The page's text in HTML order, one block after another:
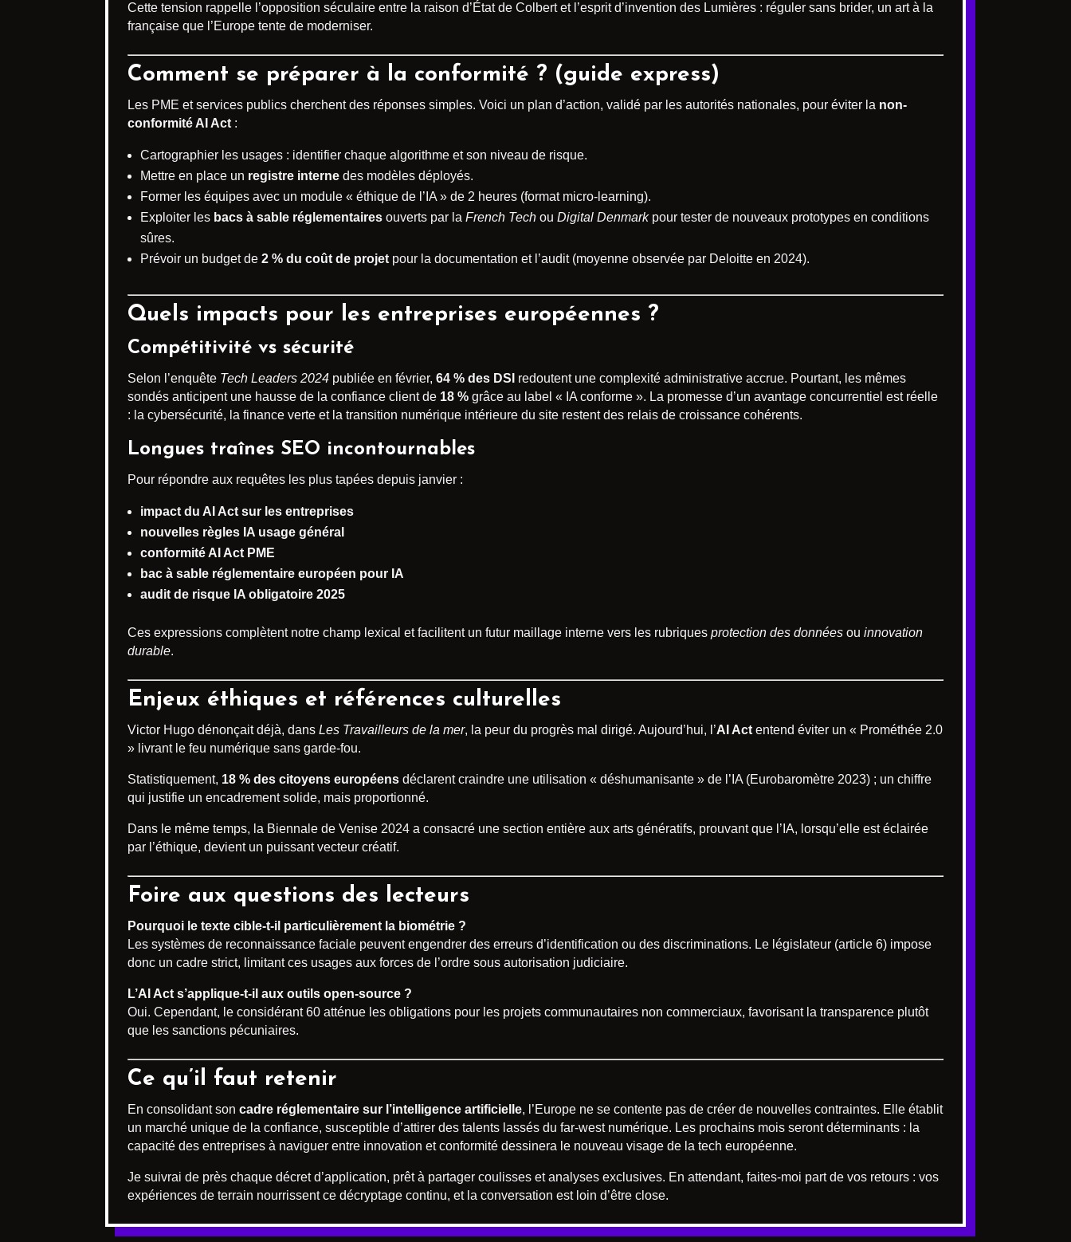
Cette tension rappelle l’opposition séculaire entre la raison d’État de Colbert et l’esprit d’invention des Lumières : réguler sans brider, un art à la
française que l’Europe tente de moderniser.
Comment se préparer à la conformité ? (guide express)
Les PME et services publics cherchent des réponses simples. Voici un plan d’action, validé par les autorités nationales, pour éviter la non-
conformité AI Act :
Cartographier les usages : identifier chaque algorithme et son niveau de risque.
Mettre en place un registre interne des modèles déployés.
Former les équipes avec un module « éthique de l’IA » de 2 heures (format micro-learning).
Exploiter les bacs à sable réglementaires ouverts par la French Tech ou Digital Denmarkpour tester de nouveaux prototypes en conditions
sûres.
Prévoir un budget de 2 % du coût de projet pour la documentation et l’audit (moyenne observée par Deloitte en 2024).
Quels impacts pour les entreprises européennes ?
Compétitivité vs sécurité
Selon l’enquête Tech Leaders 2024 publiée en février, 64 % des DSI redoutent une complexité administrative accrue. Pourtant, les mêmes
sondés anticipent une hausse de la confiance client de 18 % grâce au label « IA conforme ». La promesse d’un avantage concurrentiel est réelle
: la cybersécurité, la finance verte et la transition numérique intérieure du site restent des relais de croissance cohérents.
Longues traînes SEO incontournables
Pour répondre aux requêtes les plus tapées depuis janvier :
impact du AI Act sur les entreprises
nouvelles règles IA usage général
conformité AI Act PME
bac à sable réglementaire européen pour IA
audit de risque IA obligatoire 2025
Ces expressions complètent notre champ lexical et facilitent un futur maillage interne vers les rubriques protection des données ou innovation
durable.
Enjeux éthiques et références culturelles
Victor Hugo dénonçait déjà, dans Les Travailleurs de la mer, la peur du progrès mal dirigé. Aujourd’hui, l’AI Act entend éviter un « Prométhée 2.0
» livrant le feu numérique sans garde-fou.
Statistiquement, 18 % des citoyens européens déclarent craindre une utilisation « déshumanisante » de l’IA (Eurobaromètre 2023) ; un chiffre
qui justifie un encadrement solide, mais proportionné.
Dans le même temps, la Biennale de Venise 2024 a consacré une section entière aux arts génératifs, prouvant que l’IA, lorsqu’elle est éclairée
par l’éthique, devient un puissant vecteur créatif.
Foire aux questions des lecteurs
Pourquoi le texte cible-t-il particulièrement la biométrie ?
Les systèmes de reconnaissance faciale peuvent engendrer des erreurs d’identification ou des discriminations. Le législateur (article 6) impose
donc un cadre strict, limitant ces usages aux forces de l’ordre sous autorisation judiciaire.
L’AI Act s’applique-t-il aux outils open-source ?
Oui. Cependant, le considérant 60 atténue les obligations pour les projets communautaires non commerciaux, favorisant la transparence plutôt
que les sanctions pécuniaires.
Ce qu’il faut retenir
En consolidant son cadre réglementaire sur l’intelligence artificielle, l’Europe ne se contente pas de créer de nouvelles contraintes. Elle établit
un marché unique de la confiance, susceptible d’attirer des talents lassés du far-west numérique. Les prochains mois seront déterminants : la
capacité des entreprises à naviguer entre innovation et conformité dessinera le nouveau visage de la tech européenne.
Je suivrai de près chaque décret d’application, prêt à partager coulisses et analyses exclusives. En attendant, faites-moi part de vos retours : vos
expériences de terrain nourrissent ce décryptage continu, et la conversation est loin d’être close.